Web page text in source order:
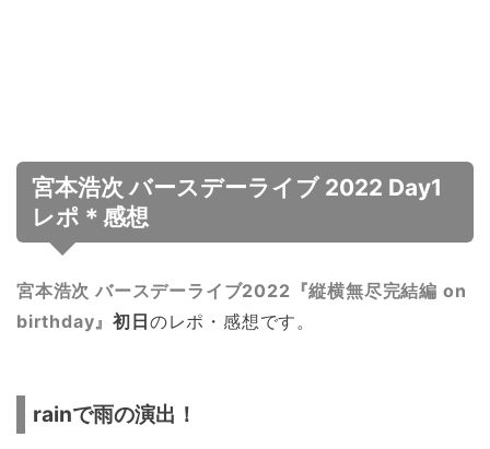
宮本浩次 バースデーライブ 2022 Day1
レポ＊感想
宮本浩次 バースデーライブ2022『縦横無尽完結編 on
birthday』初日のレポ・感想です。
rainで雨の演出！